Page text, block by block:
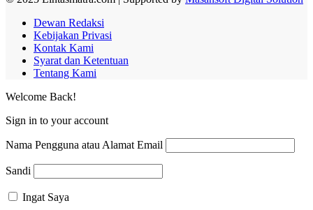
Dewan Redaksi
Kebijakan Privasi
Kontak Kami
Syarat dan Ketentuan
Tentang Kami
Welcome Back!
Sign in to your account
Nama Pengguna atau Alamat Email
Sandi
Ingat Saya